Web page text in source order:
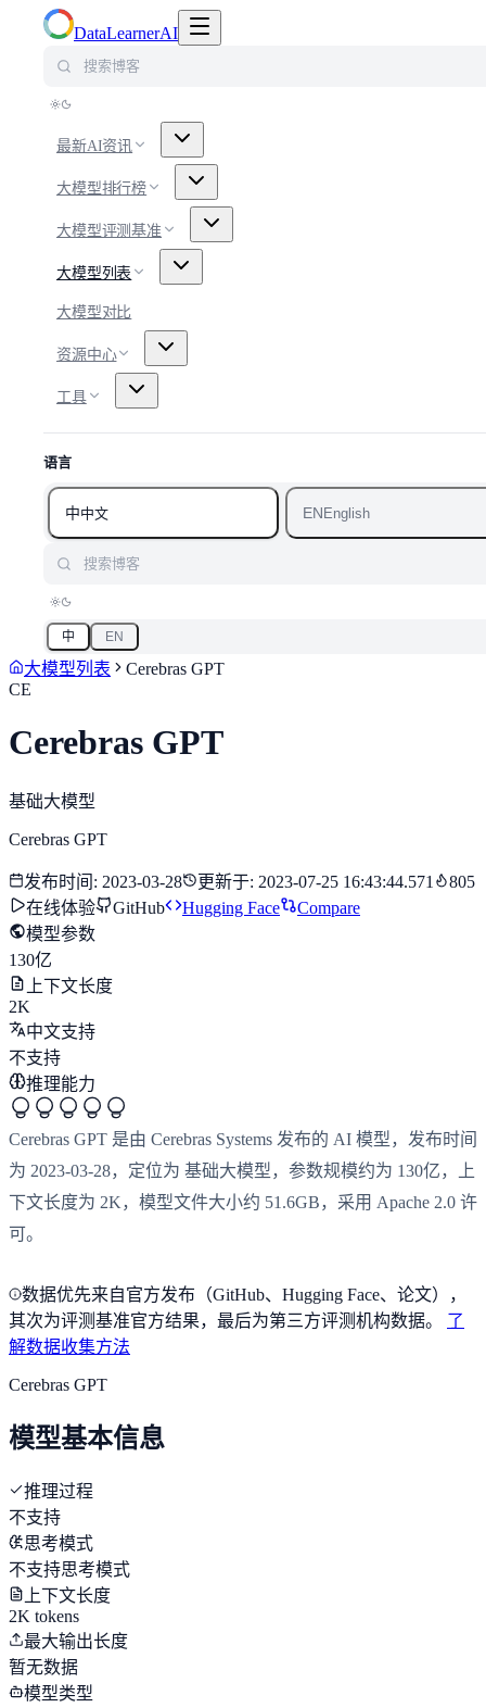
DataLearnerAI
最新AI资讯
大模型排行榜
大模型评测基准
大模型列表
大模型对比
资源中心
工具
语言
中中文 ENEnglish
中 EN
大模型列表
Cerebras GPT
CE
Cerebras GPT
基础大模型
Cerebras GPT
发布时间 : 2023-03-28 更新于: 2023-07-25 16:43:44.571
805
在线体验
GitHub Hugging Face
Compare
模型参数
130亿
上下文长度
2K
中文支持
不支持
推理能力
Cerebras GPT 是由 Cerebras Systems 发布的 AI 模型，发布时间
为 2023-03-28，定位为 基础大模型，参数规模约为 130亿，上
下文长度为 2K，模型文件大小约 51.6GB，采用 Apache 2.0 许
可。
数据优先来自官方发布（GitHub、Hugging Face、论文），
其次为评测基准官方结果，最后为第三方评测机构数据。
了
解数据收集方法
Cerebras GPT
模型基本信息
推理过程
不支持
思考模式
不支持思考模式
上下文长度
2K tokens
最大输出长度
暂无数据
模型类型